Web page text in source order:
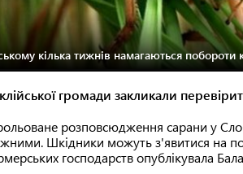
кілька тижнів намагаються побороти
громади закликали
розповсюдження сарани у
Шкідники можуть з'явитися на
господарств опублікувала